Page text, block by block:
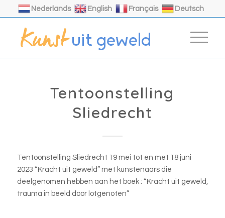
Nederlands English Français Deutsch
Tentoonstelling
Sliedrecht
Tentoonstelling Sliedrecht 19 mei tot en met 18 juni
2023 “Kracht uit geweld” met kunstenaars die
deelgenomen hebben aan het boek : “Kracht uit geweld,
trauma in beeld door lotgenoten”